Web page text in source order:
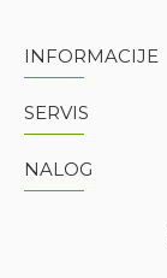
INFORMACIJE
SERVIS
NALOG